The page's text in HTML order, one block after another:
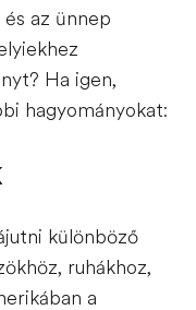
az ünnep
Ha igen,
hagyományokat:
különböző
ruhákhoz,
a